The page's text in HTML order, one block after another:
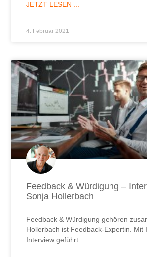
JETZT LESEN ...
4. Februar 2021
Feedback & Würdigung –
Sonja Hollerbach
Feedback & Würdigung gehören
Hollerbach ist Feedback-Expertin. Mit
Interview geführt.